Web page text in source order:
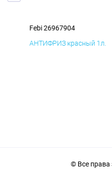
Febi 26967904
АНТИФРИЗ красный 1л.
© Все